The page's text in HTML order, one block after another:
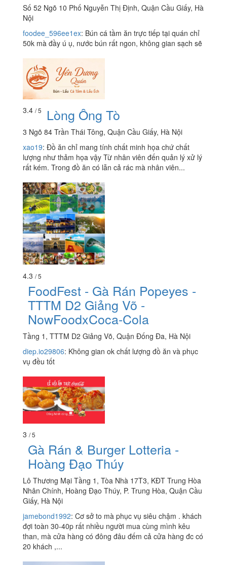
Số 52 Ngõ 10 Phố Nguyễn Thị Định, Quận Cầu Giấy, Hà
Nội
foodee_596ee1ex: Bún cá tầm ăn trực tiếp tại quán chỉ
50k mà đầy ú ụ, nước bún rất ngon, không gian sạch sẽ
3.4 / 5 Lòng Ông Tò
3 Ngõ 84 Trần Thái Tông, Quận Cầu Giấy, Hà Nội
xao19: Đồ ăn chỉ mang tính chất minh họa chứ chất
lượng như thảm họa vậy Từ nhân viên đến quản lý xử lý
rất kém. Trong đồ ăn có lẫn cả rác mà nhân viên...
4.3 / 5
FoodFest - Gà Rán Popeyes -
TTTM D2 Giảng Võ -
NowFoodxCoca-Cola
Tầng 1, TTTM D2 Giảng Võ, Quận Đống Đa, Hà Nội
diep.io29806: Không gian ok chất lượng đồ ăn và phục
vụ đều tốt
3 / 5
Gà Rán & Burger Lotteria -
Hoàng Đạo Thúy
Lô Thương Mại Tầng 1, Tòa Nhà 17T3, KĐT Trung Hòa
Nhân Chính, Hoàng Đạo Thúy, P. Trung Hòa, Quận Cầu
Giấy, Hà Nội
jamebond1992: Cơ sở to mà phục vụ siêu chậm . khách
đợi toàn 30-40p rất nhiều người mua cùng mình kêu
than, mà cửa hàng có đông đâu đếm cả cửa hàng đc có
20 khách ,...